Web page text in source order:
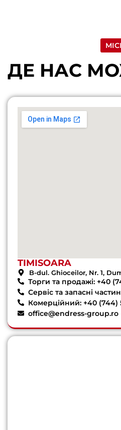
ДЕ НАС
TIMISOARA
B-dul. Ghioceilor, Nr. 1,
Торги та продажі: +40
Сервіс та запасні
Комерційний: +40 (744)
office@endress-group.ro